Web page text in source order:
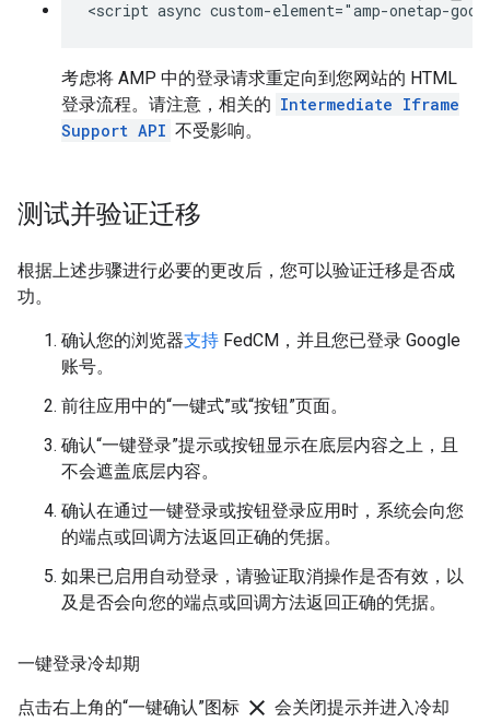
考虑将 AMP 中的登录请求重定向到您网站的 HTML
登录流程。请注意，相关的 Intermediate Iframe
Support API 不受影响。
测试并验证迁移
根据上述步骤进行必要的更改后，您可以验证迁移是否成
功。
确认您的浏览器支持 FedCM，并且您已登录 Google
账号。
前往应用中的“一键式”或“按钮”页面。
确认“一键登录”提示或按钮显示在底层内容之上，且
不会遮盖底层内容。
确认在通过一键登录或按钮登录应用时，系统会向您
的端点或回调方法返回正确的凭据。
如果已启用自动登录，请验证取消操作是否有效，以
及是否会向您的端点或回调方法返回正确的凭据。
一键登录冷却期
点击右上角的“一键确认”图标 close 会关闭提示并进入冷却